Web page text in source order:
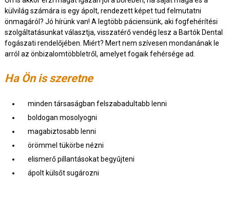
külvilág számára is egy ápolt, rendezett képet tud felmutatni
önmagáról? Jó hírünk van! A legtöbb páciensünk, aki fogfehérítési
szolgáltatásunkat választja, visszatérő vendég lesz a Bartók Dental
fogászati rendelőjében. Miért? Mert nem szívesen mondanának le
arról az önbizalomtöbbletről, amelyet fogaik fehérsége ad.
Ha Ön is szeretne
minden társaságban felszabadultabb lenni
boldogan mosolyogni
magabiztosabb lenni
örömmel tükörbe nézni
elismerő pillantásokat begyűjteni
ápolt külsőt sugározni